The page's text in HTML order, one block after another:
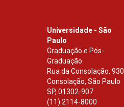
Universidade - São
Paulo
Graduação e Pós-
Graduação
Rua da Consolação, 930
Consolação, São Paulo
SP, 01302-907
(11) 2114-8000